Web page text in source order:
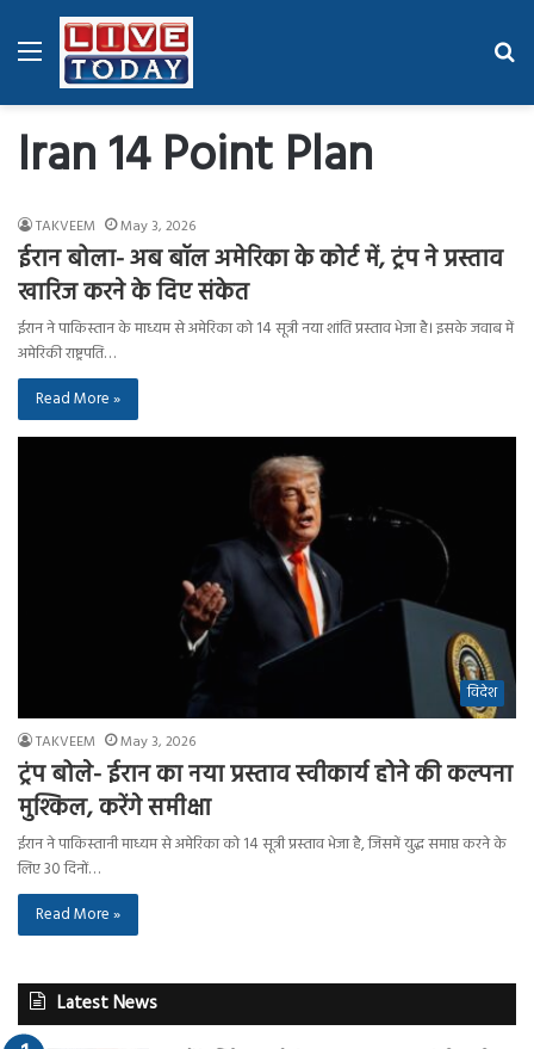
Menu
Iran 14 Point Plan
TAKVEEM May 3, 2026
ईरान बोला- अब बॉल अमेरिका के कोर्ट में, ट्रंप ने प्रस्ताव
खारिज करने के दिए संकेत
ईरान ने पाकिस्तान के माध्यम से अमेरिका को 14 सूत्री नया शांति प्रस्ताव भेजा है। इसके जवाब में
अमेरिकी राष्ट्रपति…
Read More »
विदेश
TAKVEEM May 3, 2026
ट्रंप बोले- ईरान का नया प्रस्ताव स्वीकार्य होने की कल्पना
मुश्किल, करेंगे समीक्षा
ईरान ने पाकिस्तानी माध्यम से अमेरिका को 14 सूत्री प्रस्ताव भेजा है, जिसमें युद्ध समाप्त करने के
लिए 30 दिनों…
Read More »
Latest News